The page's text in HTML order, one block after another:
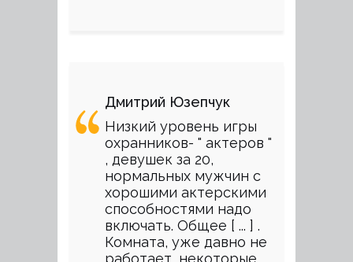
Дмитрий Юзепчук
Низкий уровень игры
охранников- " актеров "
, девушек за 20,
нормальных мужчин с
хорошими актерскими
способностями надо
включать. Общее [ ... ] .
Комната, уже давно не
работает, некоторые